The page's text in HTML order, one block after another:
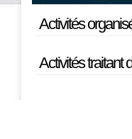
Activités
Activités traitant